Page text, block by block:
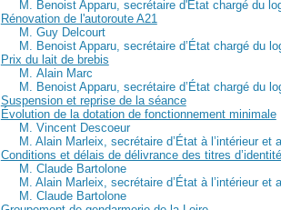
M. Benoist Apparu, secrétaire d'État chargé du
Rénovation de l'autoroute A21
M. Guy Delcourt
M. Benoist Apparu, secrétaire d’État chargé du
Prix du lait de brebis
M. Alain Marc
M. Benoist Apparu, secrétaire d’État chargé du
Suspension et reprise de la séance
Évolution de la dotation de fonctionnement minimale
M. Vincent Descoeur
M. Alain Marleix, secrétaire d’État à l’intérieur
Conditions et délais de délivrance des titres
M. Claude Bartolone
M. Alain Marleix, secrétaire d’État à l’intérieur
M. Claude Bartolone